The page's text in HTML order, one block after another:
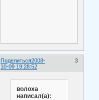
Поделиться 3
2008-
10-09 19:28:52
волоха
написал(а):